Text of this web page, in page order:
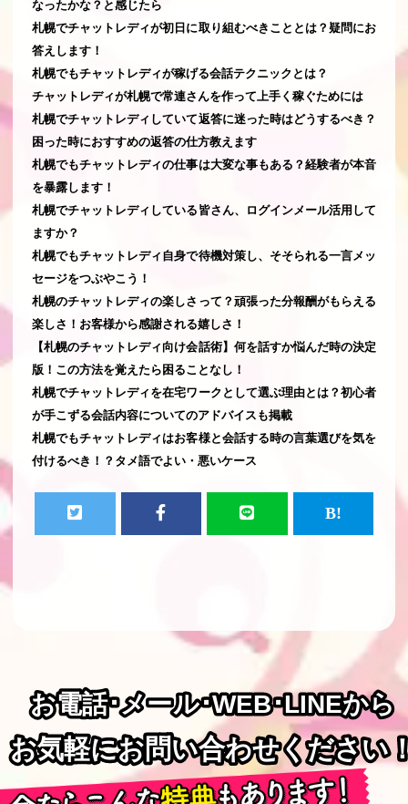
なったかな？と感じたら
札幌でチャットレディが初日に取り組むべきこととは？疑問にお
答えします！
札幌でもチャットレディが稼げる会話テクニックとは？
チャットレディが札幌で常連さんを作って上手く稼ぐためには
札幌でチャットレディしていて返答に迷った時はどうするべき？
困った時におすすめの返答の仕方教えます
札幌でもチャットレディの仕事は大変な事もある？経験者が本音
を暴露します！
札幌でチャットレディしている皆さん、ログインメール活用して
ますか？
札幌でもチャットレディ自身で待機対策し、そそられる一言メッ
セージをつぶやこう！
札幌のチャットレディの楽しさって？頑張った分報酬がもらえる
楽しさ！お客様から感謝される嬉しさ！
【札幌のチャットレディ向け会話術】何を話すか悩んだ時の決定
版！この方法を覚えたら困ることなし！
札幌でチャットレディを在宅ワークとして選ぶ理由とは？初心者
が手こずる会話内容についてのアドバイスも掲載
札幌でもチャットレディはお客様と会話する時の言葉選びを気を
付けるべき！？タメ語でよい・悪いケース
お電話･メール･WEB･LINEから
お電話･メール･WEB･LINEから
お気軽にお問い合わせください
お気軽にお問い合わせください